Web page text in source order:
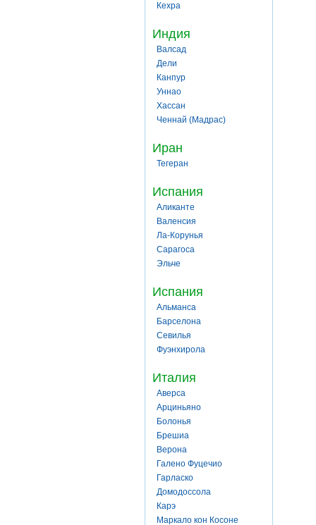
Кехра
Индия
Валсад
Дели
Канпур
Уннао
Хассан
Ченнай (Мадрас)
Иран
Тегеран
Испания
Аликанте
Валенсия
Ла-Корунья
Сарагоса
Эльче
Испания
Альманса
Барселона
Севилья
Фуэнхирола
Италия
Аверса
Арциньяно
Болонья
Брешиа
Верона
Галено Фуцечио
Гарласко
Домодоссола
Карэ
Маркало кон Косоне